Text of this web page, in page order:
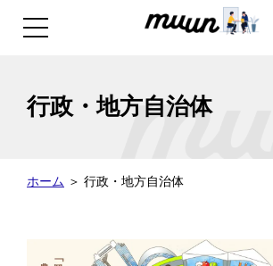
行政・地方自治体
ホーム ＞ 行政・地方自治体